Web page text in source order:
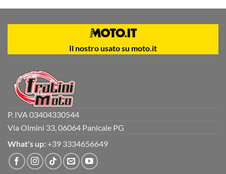
Il nostro usato su moto.it
P. IVA 03404330544
Via Olmini 33, 06064 Panicale PG
What's up: +39 3334656649